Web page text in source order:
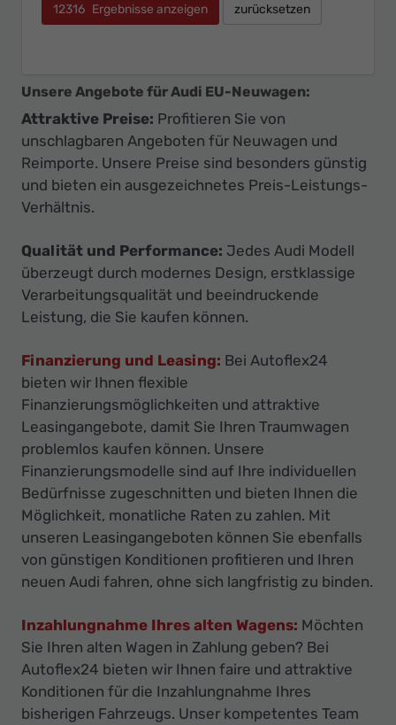
12316 Ergebnisse anzeigen zurücksetzen
Unsere Angebote für Audi EU-Neuwagen:
Attraktive Preise: Profitieren Sie von
unschlagbaren Angeboten für Neuwagen und
Reimporte. Unsere Preise sind besonders günstig
und bieten ein ausgezeichnetes Preis-Leistungs-
Verhältnis.
Qualität und Performance: Jedes Audi Modell
überzeugt durch modernes Design, erstklassige
Verarbeitungsqualität und beeindruckende
Leistung, die Sie kaufen können.
Finanzierung und Leasing: Bei Autoflex24
bieten wir Ihnen flexible
Finanzierungsmöglichkeiten und attraktive
Leasingangebote, damit Sie Ihren Traumwagen
problemlos kaufen können. Unsere
Finanzierungsmodelle sind auf Ihre individuellen
Bedürfnisse zugeschnitten und bieten Ihnen die
Möglichkeit, monatliche Raten zu zahlen. Mit
unseren Leasingangeboten können Sie ebenfalls
von günstigen Konditionen profitieren und Ihren
neuen Audi fahren, ohne sich langfristig zu binden.
Inzahlungnahme Ihres alten Wagens: Möchten
Sie Ihren alten Wagen in Zahlung geben? Bei
Autoflex24 bieten wir Ihnen faire und attraktive
Konditionen für die Inzahlungnahme Ihres
bisherigen Fahrzeugs. Unser kompetentes Team